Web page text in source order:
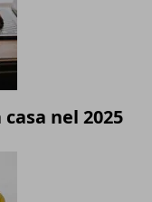
nel 2025